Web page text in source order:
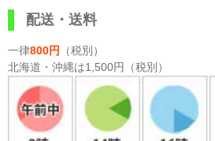
配送・送料
一律800円
（税別）
北海道・沖縄は1,500円（税別）